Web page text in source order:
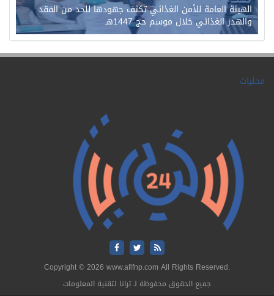
الهيئة العامة للأمن الغذائي تكثف جهودها للحد من الفقد
والهدر الغذائي خلال موسم حج 1447هـ
محليات
Copyright © 2026 www.afifnp.com All Rights Reserved.
جميع الحقوق محفوظة لـ ترانا لتقنية المعلومات